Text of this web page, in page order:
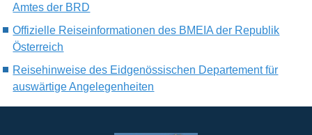
Amtes der BRD
Offizielle Reiseinformationen des BMEIA der Republik
Österreich
Reisehinweise des Eidgenössischen Departement für
auswärtige Angelegenheiten